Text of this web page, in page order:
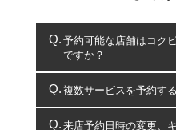
予約可能な店舗はコク
ですか？
コクピット・タイヤ館
複数サービスを予約す
複数サービスのご予約
来店予約日時の変更、